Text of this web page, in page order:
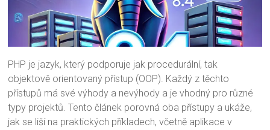
PHP je jazyk, který podporuje jak procedurální, tak
objektově orientovaný přístup (OOP). Každý z těchto
přístupů má své výhody a nevýhody a je vhodný pro různé
typy projektů. Tento článek porovná oba přístupy a ukáže,
jak se liší na praktických příkladech, včetně aplikace v